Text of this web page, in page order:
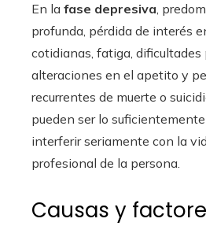
En la fase depresiva,
profunda, pérdida de interés
cotidianas, fatiga, dificultades
alteraciones en el apetito y
recurrentes de muerte o
pueden ser lo
interferir seriamente con la
profesional de la persona.
Causas y